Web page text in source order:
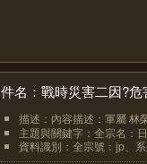
件名：戰時災害二因?
描述：內容描述：軍屬 林
主題與關鍵字：全宗名：
資料識別：全宗號：jp、